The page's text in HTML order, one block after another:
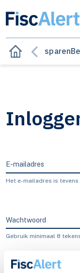
Besparen
E-mailadres
Het e-mailadres is tevens
Wachtwoord
Gebruik minimaal 8
Blijf ingelogd